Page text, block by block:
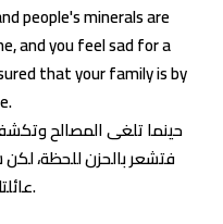
people's minerals are
and you feel sad for a
that your family is by
حينما تلغى المصالح
فتشعر بالحزن للحظة،
عائلتك إلى جانبك.